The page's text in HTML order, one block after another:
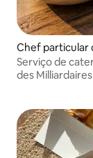
Chef particular
Serviço de
des